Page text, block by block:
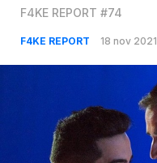
F4KE REPORT #74
F4KE REPORT 18 nov 2021